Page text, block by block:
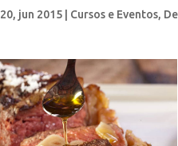
20, jun 2015 Cursos e Eventos,